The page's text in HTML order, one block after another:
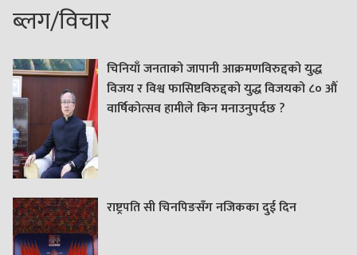
ब्लग/विचार
चिनियाँ जनताको जापानी आक्रमणविरुद्दको युद्ध
विजय र विश्व फासिष्टविरुद्दको युद्ध विजयको ८० औं
वार्षिकोत्सव हामीले किन मनाउनुपर्दछ ?
राष्ट्रपति सी चिनपिङसँग नजिकका दुई दिन